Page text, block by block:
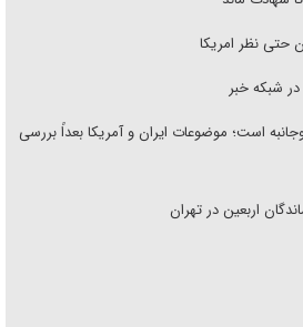
حتی نظر امریکا
است؛ موضوعات ایران و آمریکا بعداً بررسی
اربعین در تهران